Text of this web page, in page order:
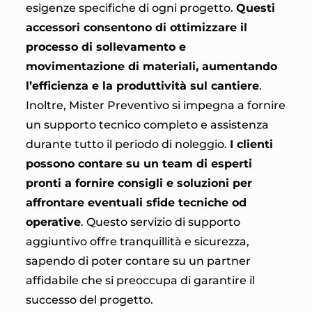
esigenze specifiche di ogni progetto. Questi
accessori consentono di ottimizzare il
processo di sollevamento e
movimentazione di materiali, aumentando
l’efficienza e la produttività sul cantiere.
Inoltre, Mister Preventivo si impegna a fornire
un supporto tecnico completo e assistenza
durante tutto il periodo di noleggio. I clienti
possono contare su un team di esperti
pronti a fornire consigli e soluzioni per
affrontare eventuali sfide tecniche od
operative. Questo servizio di supporto
aggiuntivo offre tranquillità e sicurezza,
sapendo di poter contare su un partner
affidabile che si preoccupa di garantire il
successo del progetto.